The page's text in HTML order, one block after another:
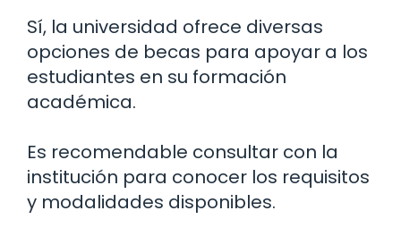
Sí, la universidad ofrece diversas
opciones de becas para apoyar a los
estudiantes en su formación
académica.
Es recomendable consultar con la
institución para conocer los requisitos
y modalidades disponibles.